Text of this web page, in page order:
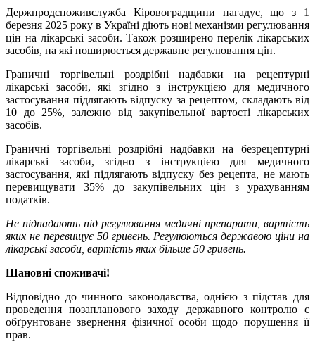
Держпродспоживслужба Кіровоградщини нагадує, що з 1
березня 2025 року в Україні діють нові механізми регулювання
цін на лікарські засоби. Також розширено перелік лікарських
засобів, на які поширюється державне регулювання цін.
Граничні торгівельні роздрібні надбавки на рецептурні
лікарські засоби, які згідно з інструкцією для медичного
застосування підлягають відпуску за рецептом, складають від
10 до 25%, залежно від закупівельної вартості лікарських
засобів.
Граничні торгівельні роздрібні надбавки на безрецептурні
лікарські засоби, згідно з інструкцією для медичного
застосування, які підлягають відпуску без рецепта, не мають
перевищувати 35% до закупівельних цін з урахуванням
податків.
Не підпадають під регулювання медичні препарати, вартість
яких не перевищує 50 гривень. Регулюються державою ціни на
лікарські засоби, вартість яких більше 50 гривень.
Шановні споживачі!
Відповідно до чинного законодавства, однією з підстав для
проведення позапланового заходу державного контролю є
обґрунтоване звернення фізичної особи щодо порушення її
прав.